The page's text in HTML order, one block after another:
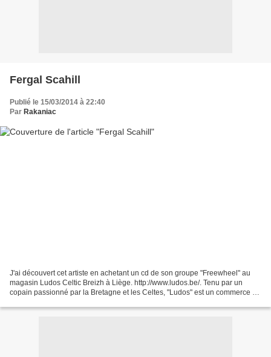
Fergal Scahill
Publié le 15/03/2014 à 22:40
Par Rakaniac
J'ai découvert cet artiste en achetant un cd de son groupe "Freewheel" au
magasin Ludos Celtic Breizh à Liège. http://www.ludos.be/. Tenu par un
copain passionné par la Bretagne et les Celtes, "Ludos" est un commerce où